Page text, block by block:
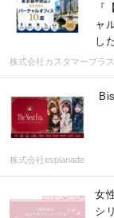
『
ャ
し
株式会社カスタマープラス
株式会社esplanade
女
シ